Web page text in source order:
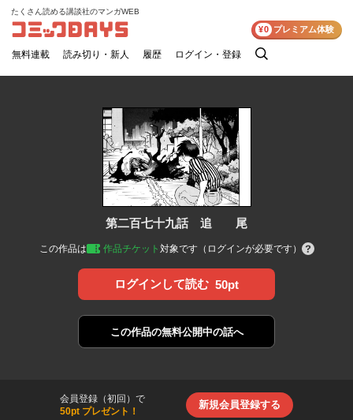
コミックDAYS
たくさん読める講談社のマンガWEB
無料連載 読み切り・新人 履歴 ログイン・登録
検
¥0 プレミアム体験
第二百七十九話 追 尾
この作品は 作品チケット 対象です（ログインが必要です）
ログインして読む 50pt
この作品の無料公開中の話へ
会員登録（初回）で
50pt プレゼント！
新規会員登録する